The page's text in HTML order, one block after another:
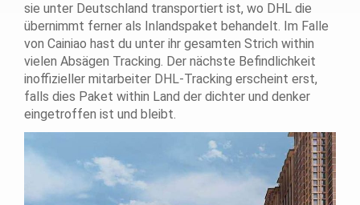
sie unter Deutschland transportiert ist, wo DHL die
übernimmt ferner als Inlandspaket behandelt. Im Falle
von Cainiao hast du unter ihr gesamten Strich within
vielen Absägen Tracking. Der nächste Befindlichkeit
inoffizieller mitarbeiter DHL-Tracking erscheint erst,
falls dies Paket within Land der dichter und denker
eingetroffen ist und bleibt.